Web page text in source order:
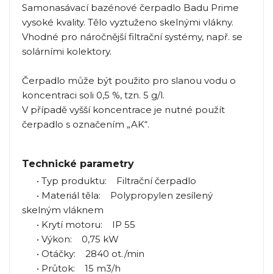
Samonasávací bazénové čerpadlo Badu Prime
vysoké kvality. Tělo vyztuženo skelnými vlákny.
Vhodné pro náročnější filtrační systémy, např. se
solárními kolektory.
Čerpadlo může být použito pro slanou vodu o
koncentraci soli 0,5 %, tzn. 5 g/l.
V případě vyšší koncentrace je nutné použít
čerpadlo s označením „AK“.
Technické parametry
• Typ produktu: Filtrační čerpadlo
• Materiál těla: Polypropylen zesílený
skelným vláknem
• Krytí motoru: IP 55
• Výkon: 0,75 kW
• Otáčky: 2840 ot./min
• Průtok: 15 m3/h